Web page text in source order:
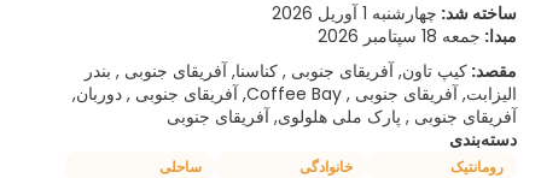
ساخته شد: چهارشنبه 1 آوریل 2026
مبدا: جمعه 18 سپتامبر 2026
مقصد: کیپ تاون, آفریقای جنوبی , کناسنا, آفریقای جنوبی , بندر
الیزابت, آفریقای جنوبی , Coffee Bay, آفریقای جنوبی , دوربان,
آفریقای جنوبی , پارک ملی هلولوی, آفریقای جنوبی
دسته‌بندی
رومانتیک خانوادگی
ساحلی